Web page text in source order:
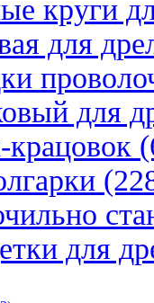
круги
для
для
для